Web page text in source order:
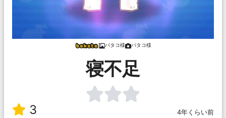
バタコ様 バタコ様
寝不足
3 4年くらい前